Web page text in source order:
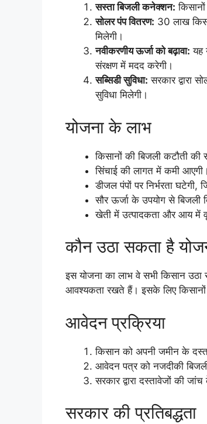
सस्ता बिजली कनेक्शन:
सोलर पंप वितरण: 30 लाख
मिलेगी।
नवीकरणीय ऊर्जा को बढ़ावा: यह
संरक्षण में मदद करेगी।
सब्सिडी सुविधा: सरकार द्वारा
सुविधा मिलेगी।
योजना के लाभ
किसानों की बिजली कटौती की
सिंचाई की लागत में कमी आएगी।
डीजल पंपों पर निर्भरता घटेगी,
सौर ऊर्जा के उपयोग से बिजली
खेती में उत्पादकता और आय में
कौन उठा सकता है
इस योजना का लाभ वे सभी किसान
आवश्यकता रखते हैं। इसके लिए किसानों
आवेदन प्रक्रिया
किसान को अपनी जमीन के
आवेदन पत्र को नजदीकी बिजली
सरकार द्वारा दस्तावेजों की
सरकार की प्रतिबद्धता